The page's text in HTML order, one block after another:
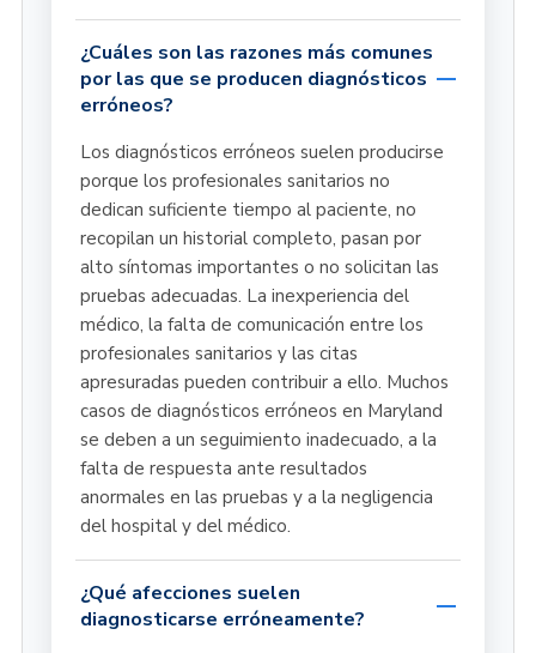
¿Cuáles son las razones más comunes
por las que se producen diagnósticos
erróneos?
Los diagnósticos erróneos suelen producirse
porque los profesionales sanitarios no
dedican suficiente tiempo al paciente, no
recopilan un historial completo, pasan por
alto síntomas importantes o no solicitan las
pruebas adecuadas. La inexperiencia del
médico, la falta de comunicación entre los
profesionales sanitarios y las citas
apresuradas pueden contribuir a ello. Muchos
casos de diagnósticos erróneos en Maryland
se deben a un seguimiento inadecuado, a la
falta de respuesta ante resultados
anormales en las pruebas y a la negligencia
del hospital y del médico.
¿Qué afecciones suelen
diagnosticarse erróneamente?